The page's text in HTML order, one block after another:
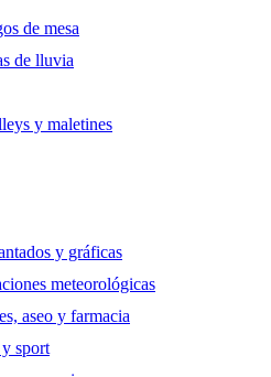
de mesa
de lluvia
y maletines
y gráficas
meteorológicas
aseo y farmacia
sport